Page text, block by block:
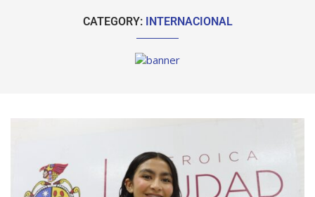
CATEGORY: INTERNACIONAL